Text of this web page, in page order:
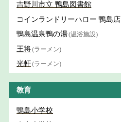
吉野川市立 鴨島図書館
コインランドリーハロー 鴨島店
鴨島温泉鴨の湯(温浴施設)
王将(ラーメン)
光軒(ラーメン)
教育
鴨島小学校